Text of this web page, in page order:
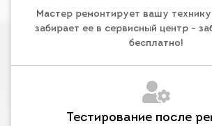
Мастер ремонтирует вашу
забирает ее в сервисный центр -
бесплатно!
Тестирование после